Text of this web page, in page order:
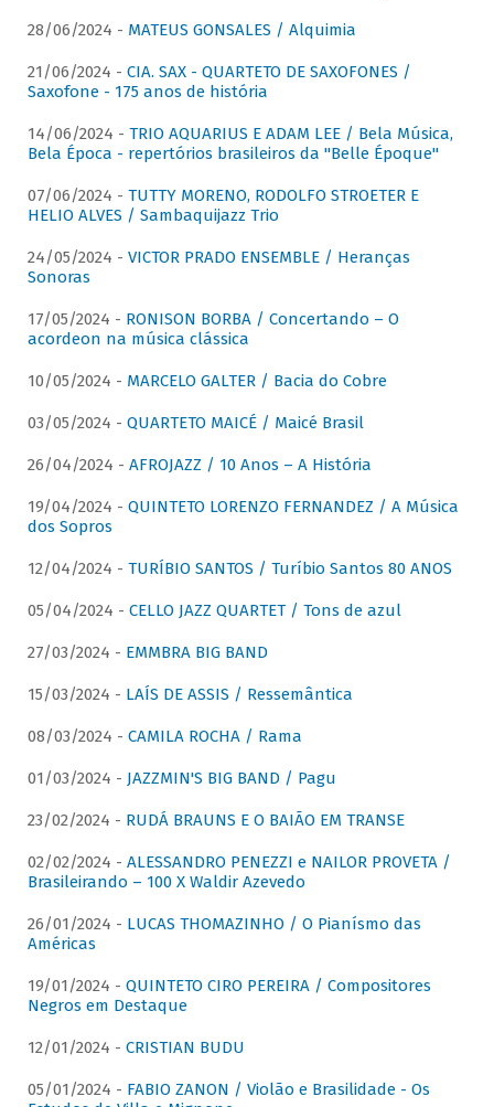
28/06/2024 - MATEUS GONSALES / Alquimia
21/06/2024 - CIA. SAX - QUARTETO DE SAXOFONES /
Saxofone - 175 anos de história
14/06/2024 - TRIO AQUARIUS E ADAM LEE / Bela Música,
Bela Época - repertórios brasileiros da "Belle Époque"
07/06/2024 - TUTTY MORENO, RODOLFO STROETER E
HELIO ALVES / Sambaquijazz Trio
24/05/2024 - VICTOR PRADO ENSEMBLE / Heranças
Sonoras
17/05/2024 - RONISON BORBA / Concertando – O
acordeon na música clássica
10/05/2024 - MARCELO GALTER / Bacia do Cobre
03/05/2024 - QUARTETO MAICÉ / Maicé Brasil
26/04/2024 - AFROJAZZ / 10 Anos – A História
19/04/2024 - QUINTETO LORENZO FERNANDEZ / A Música
dos Sopros
12/04/2024 - TURÍBIO SANTOS / Turíbio Santos 80 ANOS
05/04/2024 - CELLO JAZZ QUARTET / Tons de azul
27/03/2024 - EMMBRA BIG BAND
15/03/2024 - LAÍS DE ASSIS / Ressemântica
08/03/2024 - CAMILA ROCHA / Rama
01/03/2024 - JAZZMIN'S BIG BAND / Pagu
23/02/2024 - RUDÁ BRAUNS E O BAIÃO EM TRANSE
02/02/2024 - ALESSANDRO PENEZZI e NAILOR PROVETA /
Brasileirando – 100 X Waldir Azevedo
26/01/2024 - LUCAS THOMAZINHO / O Pianísmo das
Américas
19/01/2024 - QUINTETO CIRO PEREIRA / Compositores
Negros em Destaque
12/01/2024 - CRISTIAN BUDU
05/01/2024 - FABIO ZANON / Violão e Brasilidade - Os